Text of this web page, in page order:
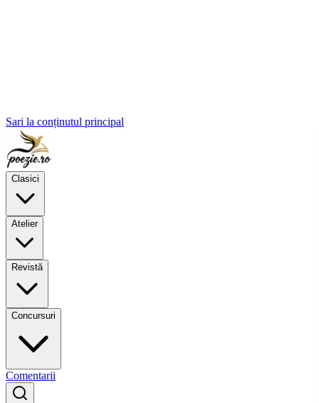
Sari la conținutul principal
Clasici
Atelier
Revistă
Concursuri
Comentarii